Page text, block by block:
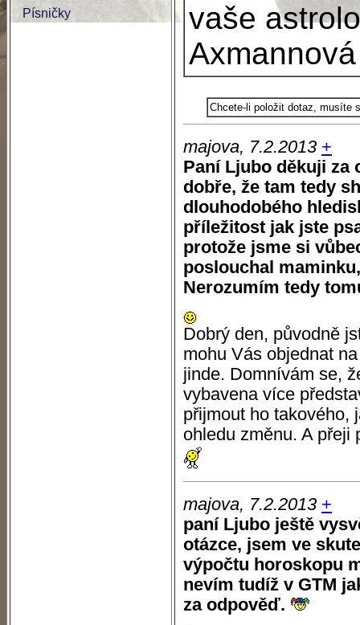
Písničky
vaše
Axmannová
Chcete-li položit dotaz, musíte
majova, 7.2.2013 +
Paní Ljubo děkuji za
dobře, že tam tedy
dlouhodobého
příležitost jak jste
protože jsme si
poslouchal
Nerozumím tedy
Dobrý den, původně
mohu Vás objednat
jinde. Domnívám se,
vybavena více
přijmout ho takového,
ohledu změnu. A přeji
majova, 7.2.2013 +
paní Ljubo ještě
otázce, jsem ve
výpočtu horoskopu
nevím tudíž v GTM
za odpověď.